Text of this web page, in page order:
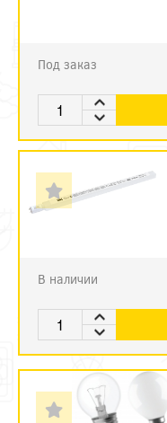
Под заказ
В наличии